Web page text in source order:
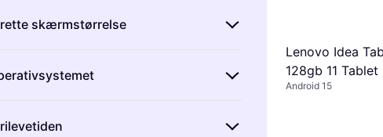
Lenovo Idea
128gb 11 Tablet
Android 15
skærmstørrelse
faktorer at overveje.
8″ er ideelle til læsning og rejser, da de
at have med på farten.